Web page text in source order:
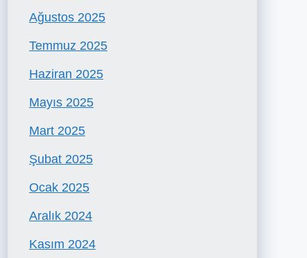
Ağustos 2025
Temmuz 2025
Haziran 2025
Mayıs 2025
Mart 2025
Şubat 2025
Ocak 2025
Aralık 2024
Kasım 2024